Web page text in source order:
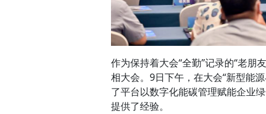
作为保持着大会“全勤”记录的“老朋
相大会。9日下午，在大会“新型能
了平台以数字化能碳管理赋能企业
提供了经验。